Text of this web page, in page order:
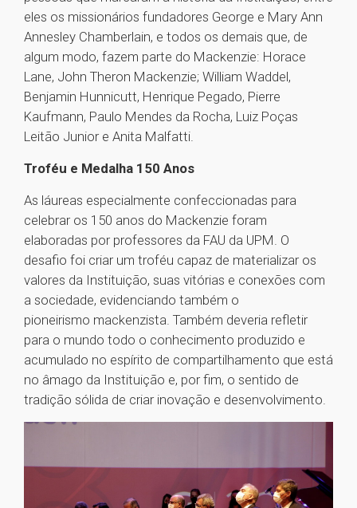
eles os missionários fundadores George e Mary Ann
Annesley Chamberlain, e todos os demais que, de
algum modo, fazem parte do Mackenzie: Horace
Lane, John Theron Mackenzie; William Waddel,
Benjamin Hunnicutt, Henrique Pegado, Pierre
Kaufmann, Paulo Mendes da Rocha, Luiz Poças
Leitão Junior e Anita Malfatti.
Troféu e Medalha 150 Anos
As láureas especialmente confeccionadas para
celebrar os 150 anos do Mackenzie foram
elaboradas por professores da FAU da UPM. O
desafio foi criar um troféu capaz de materializar os
valores da Instituição, suas vitórias e conexões com
a sociedade, evidenciando também o
pioneirismo mackenzista. Também deveria refletir
para o mundo todo o conhecimento produzido e
acumulado no espírito de compartilhamento que está
no âmago da Instituição e, por fim, o sentido de
tradição sólida de criar inovação e desenvolvimento.